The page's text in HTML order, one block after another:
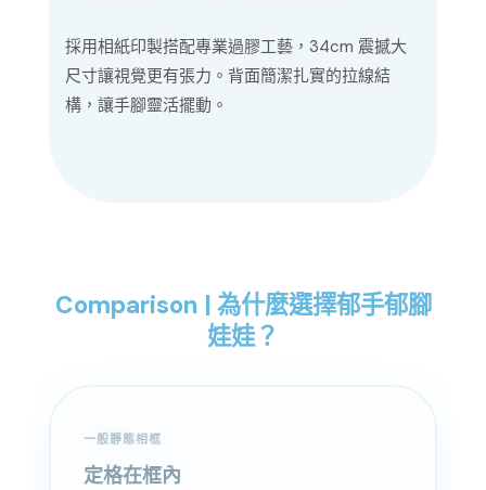
採用相紙印製搭配專業過膠工藝，34cm 震撼大
尺寸讓視覺更有張力。背面簡潔扎實的拉線結
構，讓手腳靈活擺動。
Comparison | 為什麼選擇郁手郁腳
娃娃？
一般靜態相框
定格在框內